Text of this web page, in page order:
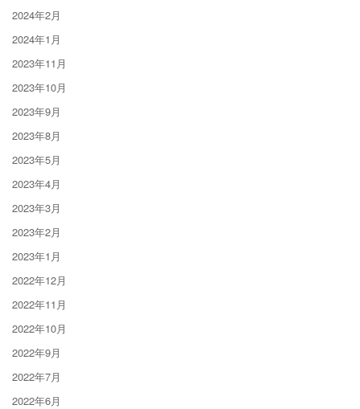
2024年2月
2024年1月
2023年11月
2023年10月
2023年9月
2023年8月
2023年5月
2023年4月
2023年3月
2023年2月
2023年1月
2022年12月
2022年11月
2022年10月
2022年9月
2022年7月
2022年6月